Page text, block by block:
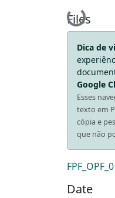
Loading...
Files
Dica de
Google
Esses
texto em
cópia e
que não
Date